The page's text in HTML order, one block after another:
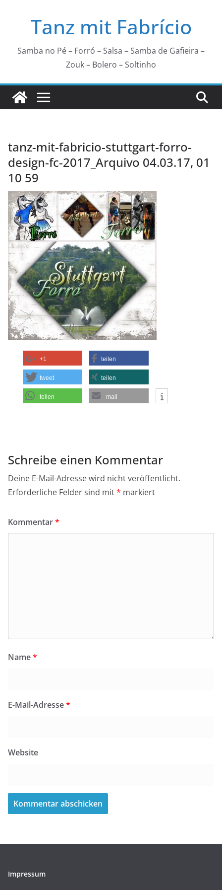
Tanz mit Fabrício
Samba no Pé – Forró – Salsa – Samba de Gafieira –
Zouk – Bolero – Soltinho
tanz-mit-fabricio-stuttgart-forro-
design-fc-2017_Arquivo 04.03.17, 01
10 59
+1 teilen
tweet teilen
teilen mail
Schreibe einen Kommentar
Deine E-Mail-Adresse wird nicht veröffentlicht.
Erforderliche Felder sind mit* markiert
Kommentar*
Name*
E-Mail-Adresse*
Website
Impressum